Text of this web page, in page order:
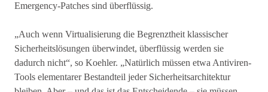
Emergency-Patches sind überflüssig.
„Auch wenn Virtualisierung die Begrenztheit klassischer
Sicherheitslösungen überwindet, überflüssig werden sie
dadurch nicht“, so Koehler. „Natürlich müssen etwa Antiviren-
Tools elementarer Bestandteil jeder Sicherheitsarchitektur